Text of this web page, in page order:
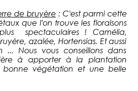
de bruyère: C'est parmi cette
que l'on trouve les floraisons
spectaculaires ! Camélia,
azalée, Hortensias. Et aussi
... Nous vous conseillons dans
à apporter à la plantation
végétation et une belle